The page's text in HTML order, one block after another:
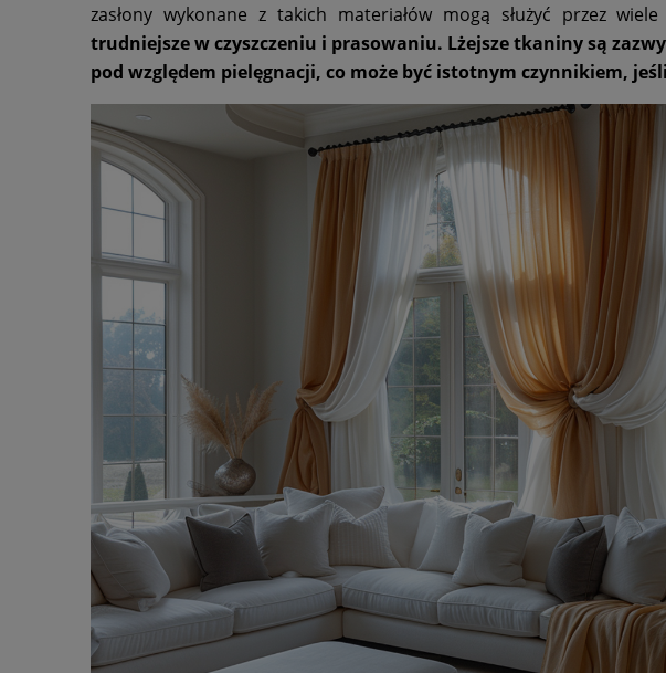
zasłony wykonane z takich materiałów mogą służyć przez
trudniejsze w czyszczeniu i prasowaniu. Lżejsze tkaniny są
pod względem pielęgnacji, co może być istotnym czynnikiem,